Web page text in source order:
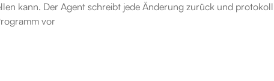
kann. Der Agent schreibt jede Änderung zurück und
vor